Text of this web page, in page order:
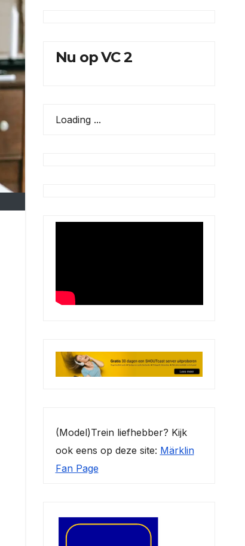
Nu op VC 2
Loading ...
(Model)Trein liefhebber? Kijk
ook eens op deze site: Märklin
Fan Page